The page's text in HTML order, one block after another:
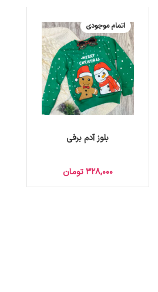
اتمام موجودی
بلوز آدم برفی
328,000 تومان